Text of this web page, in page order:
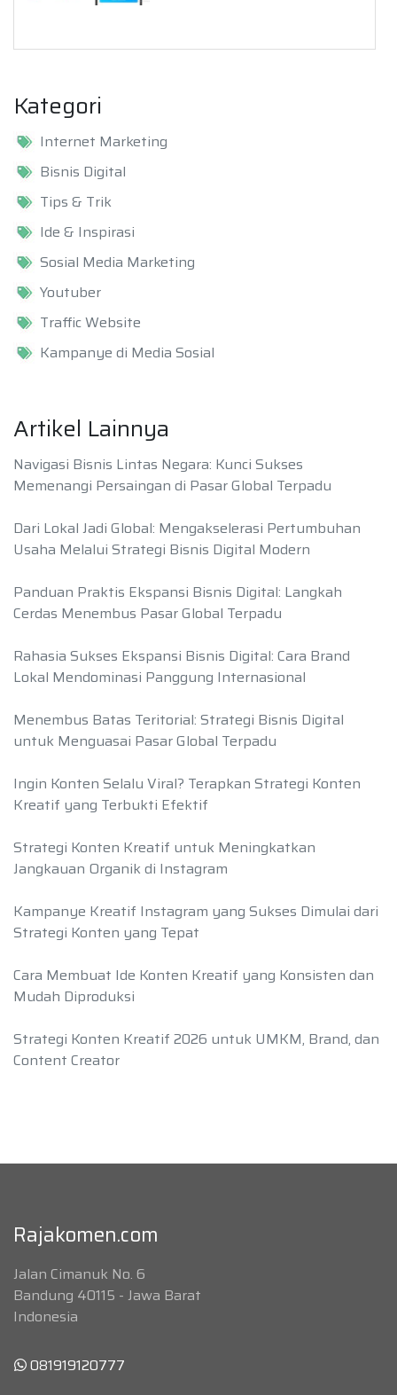
Kategori
Internet Marketing
Bisnis Digital
Tips & Trik
Ide & Inspirasi
Sosial Media Marketing
Youtuber
Traffic Website
Kampanye di Media Sosial
Artikel Lainnya
Navigasi Bisnis Lintas Negara: Kunci Sukses
Memenangi Persaingan di Pasar Global Terpadu
Dari Lokal Jadi Global: Mengakselerasi Pertumbuhan
Usaha Melalui Strategi Bisnis Digital Modern
Panduan Praktis Ekspansi Bisnis Digital: Langkah
Cerdas Menembus Pasar Global Terpadu
Rahasia Sukses Ekspansi Bisnis Digital: Cara Brand
Lokal Mendominasi Panggung Internasional
Menembus Batas Teritorial: Strategi Bisnis Digital
untuk Menguasai Pasar Global Terpadu
Ingin Konten Selalu Viral? Terapkan Strategi Konten
Kreatif yang Terbukti Efektif
Strategi Konten Kreatif untuk Meningkatkan
Jangkauan Organik di Instagram
Kampanye Kreatif Instagram yang Sukses Dimulai dari
Strategi Konten yang Tepat
Cara Membuat Ide Konten Kreatif yang Konsisten dan
Mudah Diproduksi
Strategi Konten Kreatif 2026 untuk UMKM, Brand, dan
Content Creator
Rajakomen.com
Jalan Cimanuk No. 6
Bandung 40115 - Jawa Barat
Indonesia
081919120777